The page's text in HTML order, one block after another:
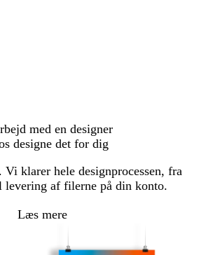
med en designer
designe det for dig
klarer hele designprocessen, fra
levering af filerne på din konto.
Læs mere